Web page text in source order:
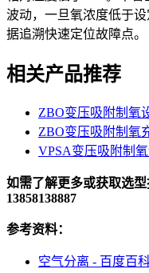
波动，一旦氧浓度低于
据追溯快速定位故障点。
相关产品推荐
ZBO变压吸附制氧
ZBO变压吸附制氧
VPSA变压吸附制
如需了解更多或获取选
13858138887
参考资料：
空气分离 - 百度百